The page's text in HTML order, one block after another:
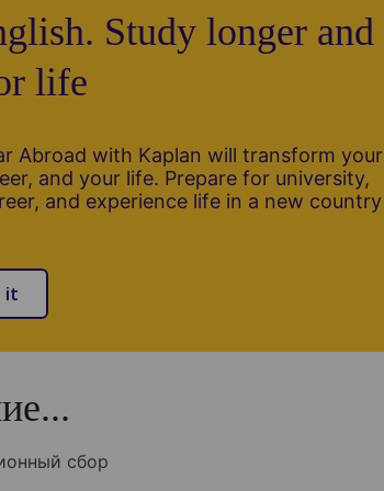
Study longer and
life
Abroad with Kaplan will transform your
and your life. Prepare for university,
and experience life in a new country
it
сбор